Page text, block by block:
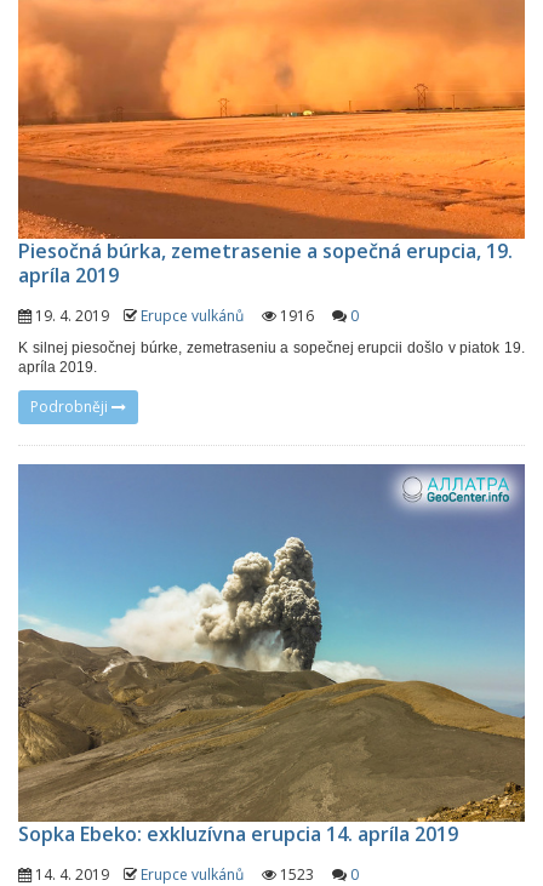
Piesočná búrka, zemetrasenie a sopečná erupcia, 19.
apríla 2019
19. 4. 2019 Erupce vulkánů 1916 0
K silnej piesočnej búrke, zemetraseniu a sopečnej erupcii došlo v piatok 19.
apríla 2019.
Podrobněji
Sopka Ebeko: exkluzívna erupcia 14. apríla 2019
14. 4. 2019 Erupce vulkánů 1523 0